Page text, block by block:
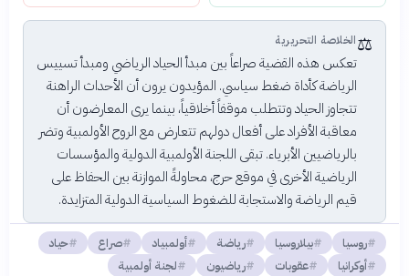
⚖️الخلاصة التحريرية
تعكس هذه القضية صراعاً بين مبدأ الحياد الرياضي ومبدأ تسييس
الرياضة كأداة ضغط سياسي. المؤيدون يرون أن الأحداث الراهنة
تتجاوز الحياد وتتطلب موقفاً أخلاقياً، بينما يرى المعارضون أن
معاقبة الأفراد على أفعال دولهم تتعارض مع الروح الأولمبية وتضر
بالرياضيين الأبرياء. تبقى اللجنة الأولمبية الدولية والمؤسسات
الرياضية الأخرى في موقع حرج، محاولةً الموازنة بين الحفاظ على
قيم الرياضة والاستجابة للضغوط السياسية الدولية المتزايدة.
روسيا بيلاروسيا رياضة أولمبياد صراع
حياد
أوكرانيا
عقوبات رياضيون لجنة أولمبية